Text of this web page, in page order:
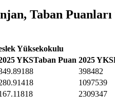
Taban Puanları
Yüksekokulu
YKSTaban Puan 2025 YKS
398482
1097539
2309347